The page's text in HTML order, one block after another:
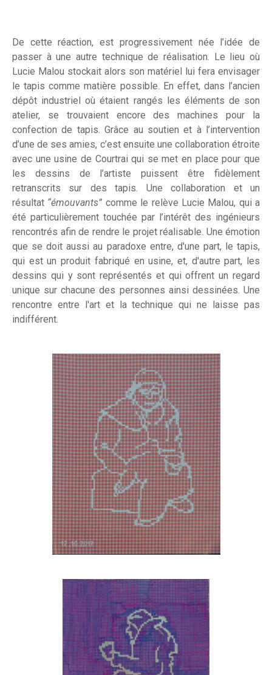
De cette réaction, est progressivement née l’idée de
passer à une autre technique de réalisation. Le lieu où
Lucie Malou stockait alors son matériel lui fera envisager
le tapis comme matière possible. En effet, dans l’ancien
dépôt industriel où étaient rangés les éléments de son
atelier, se trouvaient encore des machines pour la
confection de tapis. Grâce au soutien et à l’intervention
d’une de ses amies, c’est ensuite une collaboration étroite
avec une usine de Courtrai qui se met en place pour que
les dessins de l’artiste puissent être fidèlement
retranscrits sur des tapis. Une collaboration et un
résultat “émouvants” comme le relève Lucie Malou, qui a
été particulièrement touchée par l’intérêt des ingénieurs
rencontrés afin de rendre le projet réalisable. Une émotion
que se doit aussi au paradoxe entre, d'une part, le tapis,
qui est un produit fabriqué en usine, et, d'autre part, les
dessins qui y sont représentés et qui offrent un regard
unique sur chacune des personnes ainsi dessinées. Une
rencontre entre l'art et la technique qui ne laisse pas
indifférent.